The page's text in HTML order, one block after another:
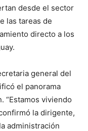
desde el sector
las tareas de
directo a los
general del
el panorama
“Estamos viviendo
la dirigente,
administración